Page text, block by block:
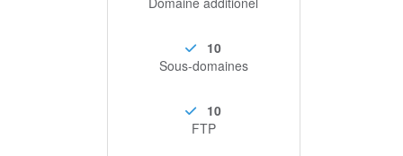
10
Sous-domaines
10
FTP